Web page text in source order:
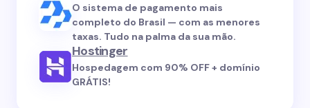
O sistema de pagamento mais
completo do Brasil — com as menores
taxas. Tudo na palma da sua mão.
Hostinger
Hospedagem com 90% OFF + domínio
GRÁTIS!